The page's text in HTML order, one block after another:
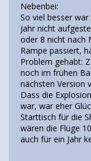
Nebenbei:
So viel besser
Jahr nicht
oder 8 nicht nach
Rampe passiert,
Problem gehabt:
noch im frühen
nächsten Version
Dass die
war, war eher
Starttisch für die
wären die Flüge
auch für ein Jahr